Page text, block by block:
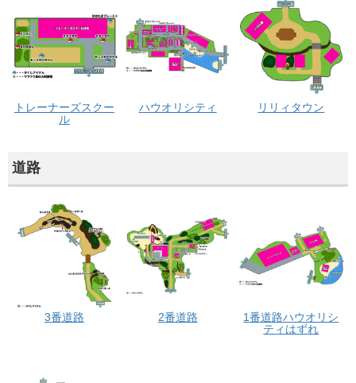
トレーナーズスクー
ル
ハウオリシティ リリィタウン
道路
3番道路 2番道路
1番道路ハウオリシ
ティはずれ